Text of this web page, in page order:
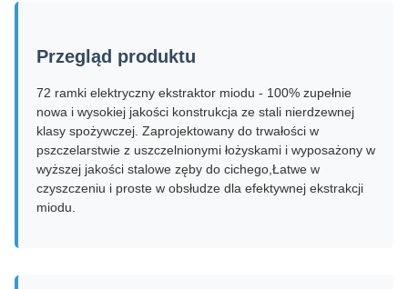
Przegląd produktu
72 ramki elektryczny ekstraktor miodu - 100% zupełnie
nowa i wysokiej jakości konstrukcja ze stali nierdzewnej
klasy spożywczej. Zaprojektowany do trwałości w
pszczelarstwie z uszczelnionymi łożyskami i wyposażony w
wyższej jakości stalowe zęby do cichego,Łatwe w
czyszczeniu i proste w obsłudze dla efektywnej ekstrakcji
miodu.